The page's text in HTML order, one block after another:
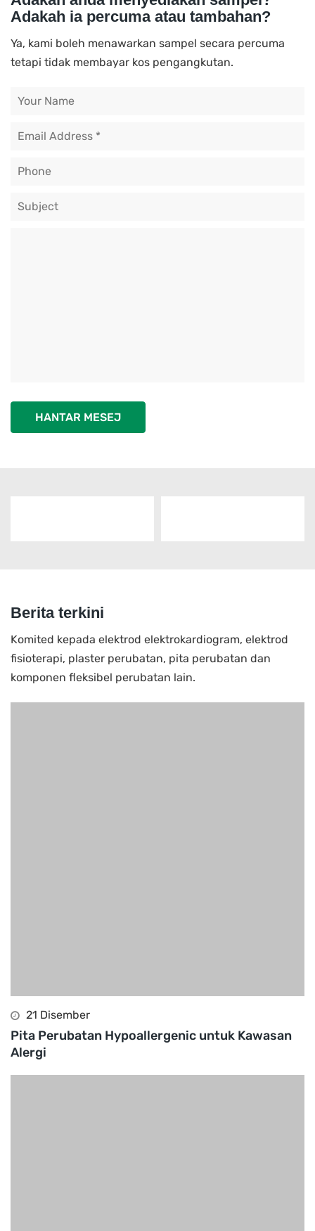
Adakah ia percuma atau tambahan?
Ya, kami boleh menawarkan sampel secara percuma
tetapi tidak membayar kos pengangkutan.
HANTAR MESEJ
Berita terkini
Komited kepada elektrod elektrokardiogram, elektrod
fisioterapi, plaster perubatan, pita perubatan dan
komponen fleksibel perubatan lain.
21 Disember
Pita Perubatan Hypoallergenic untuk Kawasan
Alergi